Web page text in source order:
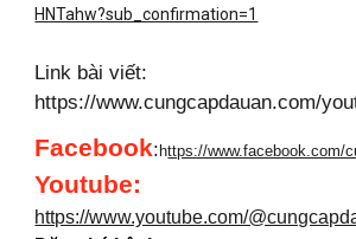
HNTahw?sub_confirmation=1
Link bài viết:
https://www.cungcapdauan.com/
Facebook: https://www.facebook.com/
Youtube:
https://www.youtube.com/